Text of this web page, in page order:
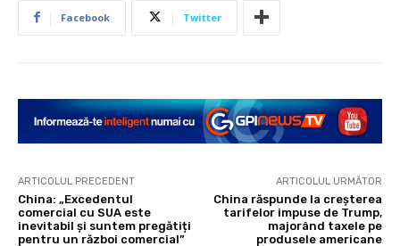
Facebook Twitter
ARTICOLUL PRECEDENT
China: „Excedentul
comercial cu SUA este
inevitabil și suntem pregătiți
pentru un război comercial”
ARTICOLUL URMĂTOR
China răspunde la creșterea
tarifelor impuse de Trump,
majorând taxele pe
produsele americane